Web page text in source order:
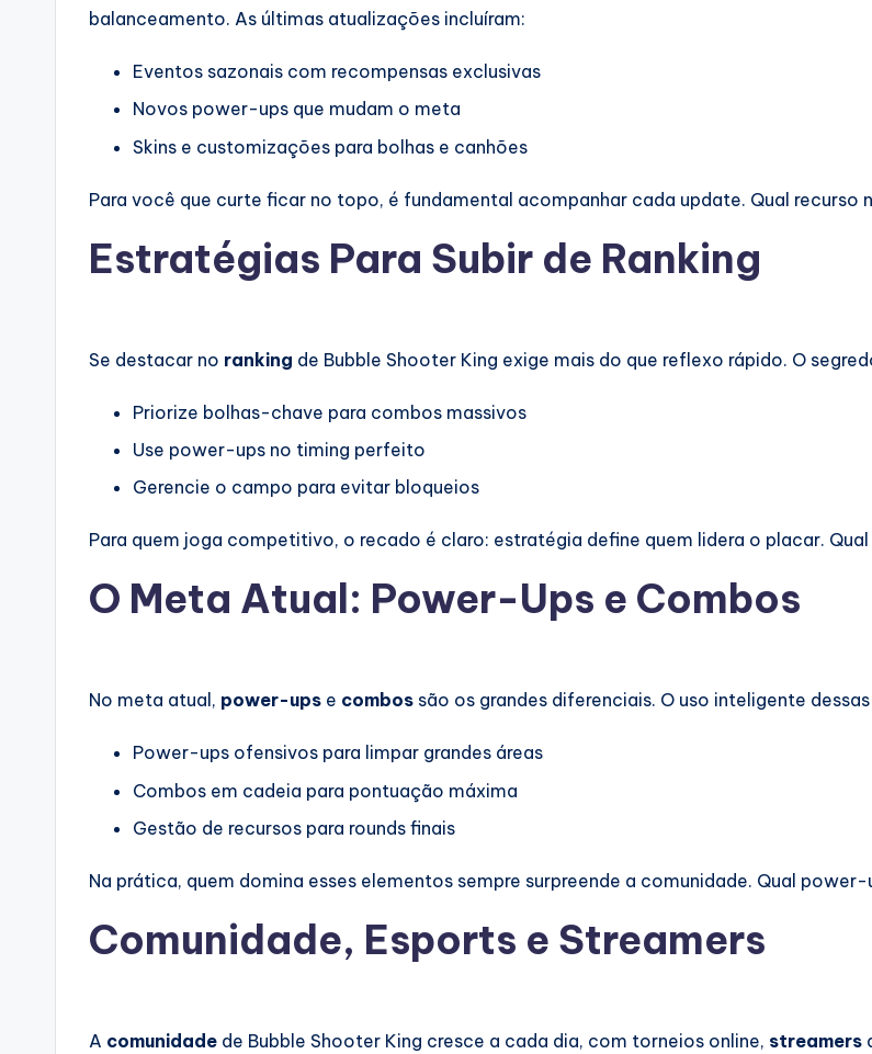
balanceamento. As últimas atualizações incluíram:
Eventos sazonais com recompensas exclusivas
Novos power-ups que mudam o meta
Skins e customizações para bolhas e canhões
Para você que curte ficar no topo, é fundamental acompanhar cada update. Qual
Estratégias Para Subir de Ranking
Se destacar no ranking de Bubble Shooter King exige mais do que reflexo rápido. O
Priorize bolhas-chave para combos massivos
Use power-ups no timing perfeito
Gerencie o campo para evitar bloqueios
Para quem joga competitivo, o recado é claro: estratégia define quem lidera o placar.
O Meta Atual: Power-Ups e Combos
No meta atual, power-ups e combos são os grandes diferenciais. O uso inteligente
Power-ups ofensivos para limpar grandes áreas
Combos em cadeia para pontuação máxima
Gestão de recursos para rounds finais
Na prática, quem domina esses elementos sempre surpreende a comunidade. Qual
Comunidade, Esports e Streamers
A comunidade de Bubble Shooter King cresce a cada dia, com torneios online, streamers